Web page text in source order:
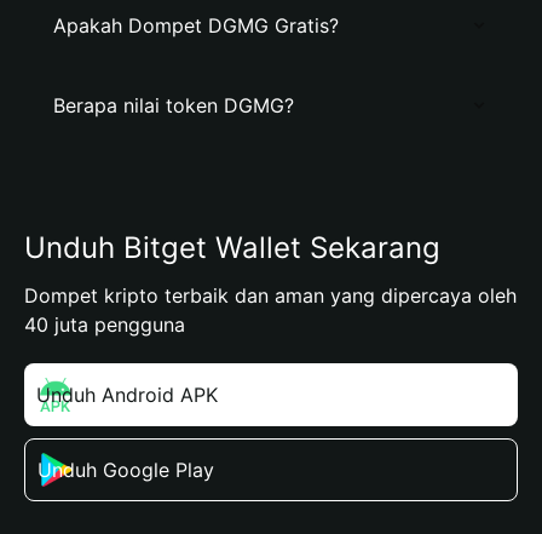
Apakah Dompet DGMG Gratis?
Berapa nilai token DGMG?
Unduh Bitget Wallet Sekarang
Dompet kripto terbaik dan aman yang dipercaya oleh
40 juta pengguna
Unduh Android APK
Unduh Google Play